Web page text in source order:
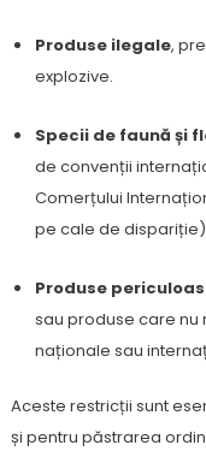
Produse ilegale,
explozive.
Specii de faună și
de convenții
Comerțului
pe cale de
Produse
sau produse care
naționale sau
Aceste restricții sunt
și pentru păstrarea